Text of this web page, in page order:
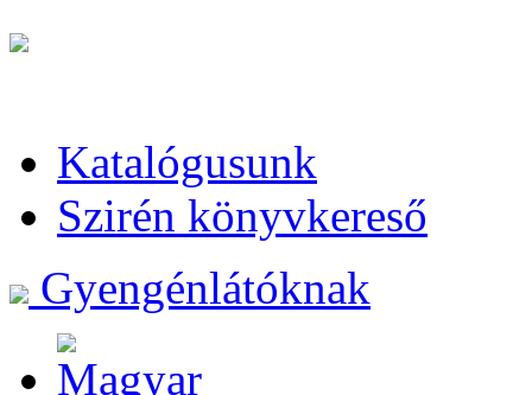
Katalógusunk
Szirén könyvkereső
Gyengénlátóknak